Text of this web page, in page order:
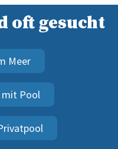
oft gesucht
Meer
mit Pool